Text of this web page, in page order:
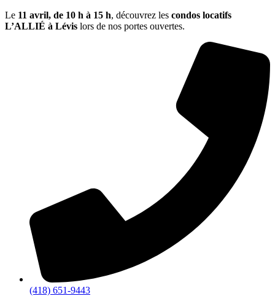
Le 11 avril, de 10 h à 15 h, découvrez les condos locatifs
L’ALLIÉ à Lévis lors de nos portes ouvertes.
(418) 651-9443